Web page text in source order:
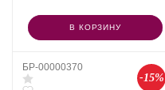
В КОРЗИНУ
БР-00000370
-15%